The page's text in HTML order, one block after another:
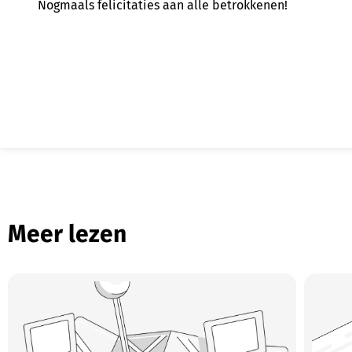
Nogmaals felicitaties aan alle betrokkenen!
Meer lezen